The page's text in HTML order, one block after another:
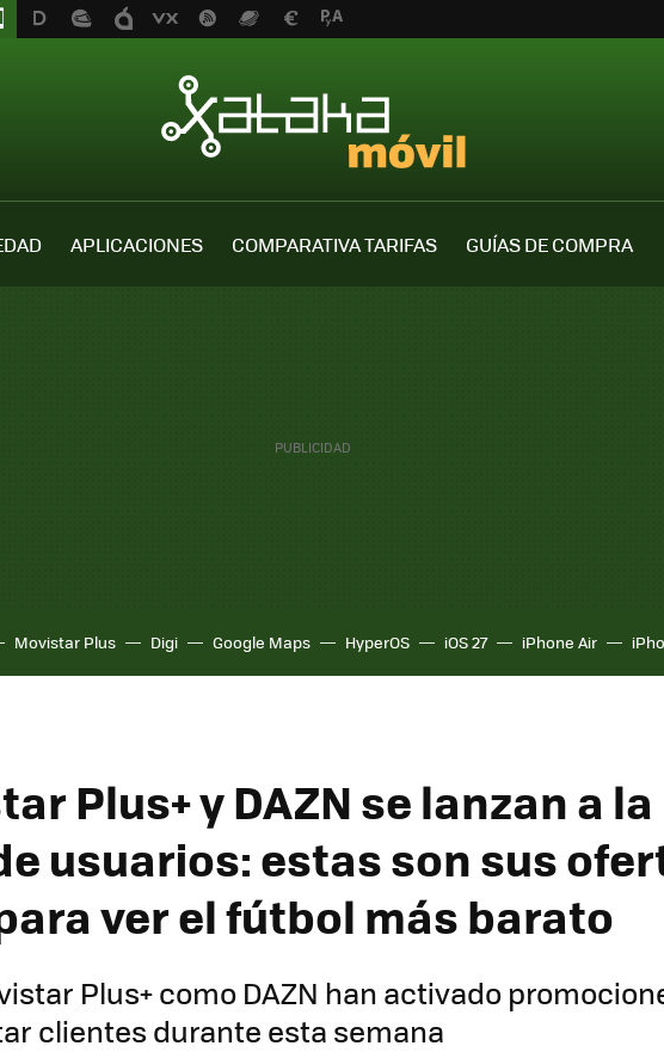
APLICACIONES COMPARATIVA TARIFAS
GUÍAS DE COMPRA
Movistar Plus Digi Google Maps HyperOS iOS 27 iPhone Air
Plus+ y DAZN se lanzan a la
usuarios: estas son sus
ver el fútbol más barato
Plus+ como DAZN han activado
clientes durante esta semana